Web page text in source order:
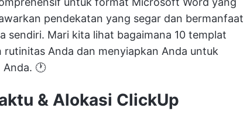
pendekatan yang segar dan bermanfaat
sendiri. Mari kita lihat bagaimana 10 templat
Anda dan menyiapkan Anda untuk
Anda. 🕐
& Alokasi ClickUp